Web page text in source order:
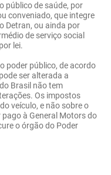
público de saúde, por
conveniado, que integre
Detran, ou ainda por
de serviço social
lei.
poder público, de acordo
ser alterada a
Brasil não tem
Os impostos
veículo, e não sobre o
à General Motors do
o órgão do Poder